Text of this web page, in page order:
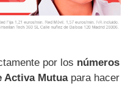
por los números
Activa Mutuapara hacer